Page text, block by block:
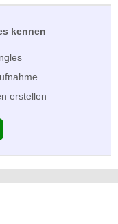
kennen
erstellen